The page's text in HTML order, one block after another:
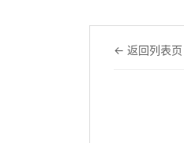
← 返回列表页